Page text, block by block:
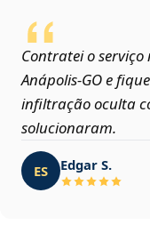
Contratei o
Anápolis‑GO e
infiltração oculta
solucionaram.
ES Edgar S.